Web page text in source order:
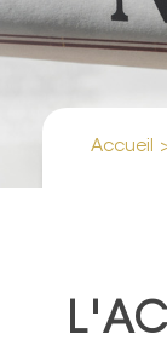
Accueil